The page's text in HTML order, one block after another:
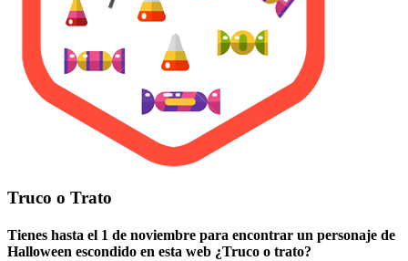
Truco o Trato
Tienes hasta el 1 de noviembre para encontrar un personaje de
Halloween escondido en esta web ¿Truco o trato?